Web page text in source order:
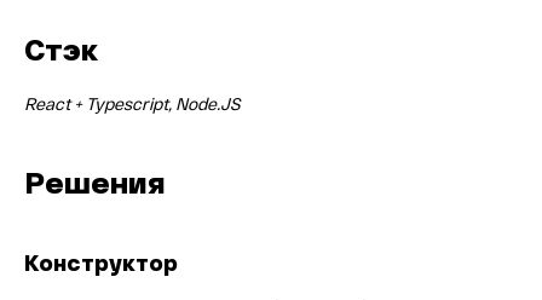
Стэк
React + Typescript, Node.JS
Решения
Конструктор